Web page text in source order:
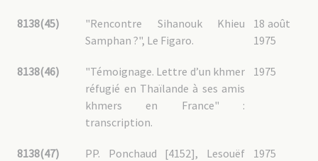
8138(45)
18 août
1975
"Rencontre Sihanouk Khieu
Samphan ?", Le Figaro.
8138(46) 1975
"Témoignage. Lettre d’un khmer
réfugié en Thaïlande à ses amis
khmers en France" :
transcription.
8138(47) 1975
PP. Ponchaud [4152], Lesouëf